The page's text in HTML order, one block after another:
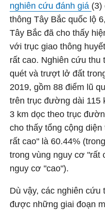
nghiên cứu đánh giá (3)
thông Tây Bắc quốc lộ
Tây Bắc đã cho thấy
với trục giao thông
rất cao. Nghiên cứu thu
quét và trượt lở đất
2019, gồm 88 điểm lũ
trên trục đường dài 115
3 km dọc theo trục
cho thấy tổng cộng
rất cao" là 60.44%
trong vùng nguy cơ "rất
nguy cơ "cao").
Dù vậy, các nghiên cứu
được những giai đoạn